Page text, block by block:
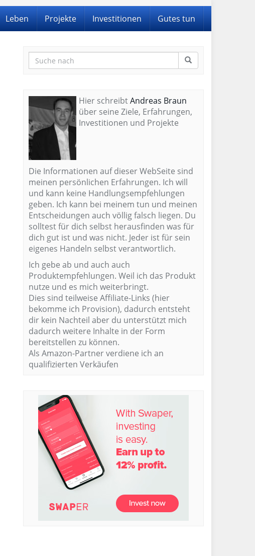
Leben Projekte Investitionen Gutes tun
Hier schreibtAndreas Braun
über seine Ziele, Erfahrungen,
Investitionen und Projekte
Die Informationen auf dieser WebSeite sind
meinen persönlichen Erfahrungen. Ich will
und kann keine Handlungsempfehlungen
geben. Ich kann bei meinem tun und meinen
Entscheidungen auch völlig falsch liegen. Du
solltest für dich selbst herausfinden was für
dich gut ist und was nicht. Jeder ist für sein
eigenes Handeln selbst verantwortlich.
Ich gebe ab und auch auch
Produktempfehlungen. Weil ich das Produkt
nutze und es mich weiterbringt.
Dies sind teilweise Affiliate-Links (hier
bekomme ich Provision), dadurch entsteht
dir kein Nachteil aber du unterstützt mich
dadurch weitere Inhalte in der Form
bereitstellen zu können.
Als Amazon-Partner verdiene ich an
qualifizierten Verkäufen